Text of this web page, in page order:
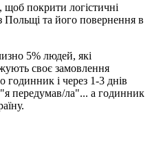
щоб покрити логістичні
Польщі та його повернення в
5% людей, які
своє замовлення
годинник і через 1-3 днів
передумав/ла"... а годинник